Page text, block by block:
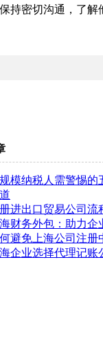
保持密切沟通，了解
模纳税人需警惕的
进出口贸易公司流
海财务外包：助力
避免上海公司注册
海企业选择代理记